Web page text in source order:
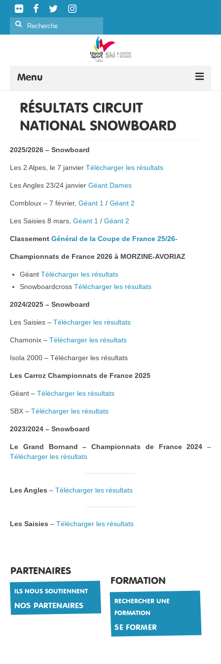
Rechercher
Menu
SKI ALPIN
SKI NORDIQUE
FORMATION
ÉVÉNEMENTS
CLASSIFICATION
RESSOURCES
RÉSULTATS CIRCUIT
NATIONAL SNOWBOARD
2025/2026 – Snowboard
Les 2 Alpes, le 7 janvier Télécharger les résultats
Les Angles 23/24 janvier Géant Dames
Combloux – 7 février, Géant 1 / Géant 2
Les Saisies 8 mars, Géant 1 / Géant 2
Classement Général de la Coupe de France 25/26-
Championnats de France 2026 à MORZINE-AVORIAZ
Géant Télécharger les résultats
Snowboardcross Télécharger les résultats
2024/2025 – Snowboard
Les Saisies – Télécharger les résultats
Chamonix – Télécharger les résultats
Isola 2000 – Télécharger les résultats
Les Carroz Championnats de France 2025
Géant – Télécharger les résultats
SBX – Télécharger les résultats
2023/2024 – Snowboard
Le Grand Bornand – Championnats de France 2024 –
Télécharger les résultats
Les Angles – Télécharger les résultats
Les Saisies – Télécharger les résultats
PARTENAIRES
ILS NOUS SOUTIENNENT
NOS PARTENAIRES
FORMATION
RECHERCHER UNE
FORMATION
SE FORMER